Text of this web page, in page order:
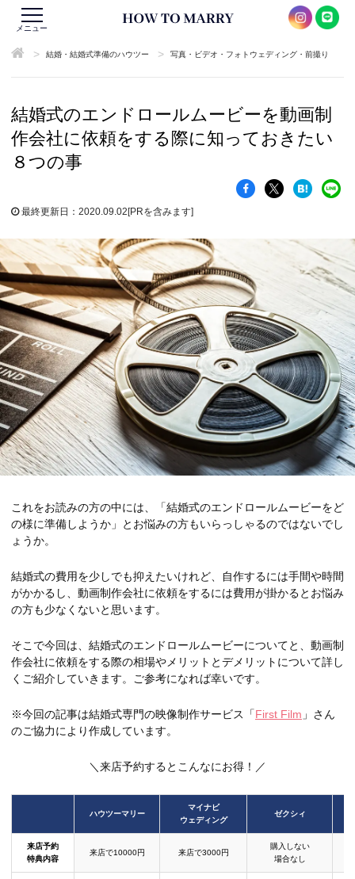
メニュー
> 結婚・結婚式準備のハウツー > 写真・ビデオ・フォトウェディング・前撮り
結婚式のエンドロールムービーを動画制
作会社に依頼をする際に知っておきたい
８つの事
最終更新日：2020.09.02[PRを含みます]
これをお読みの方の中には、「結婚式のエンドロールムービーをど
の様に準備しようか」とお悩みの方もいらっしゃるのではないでし
ょうか。
結婚式の費用を少しでも抑えたいけれど、自作するには手間や時間
がかかるし、動画制作会社に依頼をするには費用が掛かるとお悩み
の方も少なくないと思います。
そこで今回は、結婚式のエンドロールムービーについてと、動画制
作会社に依頼をする際の相場やメリットとデメリットについて詳し
くご紹介していきます。ご参考になれば幸いです。
※今回の記事は結婚式専門の映像制作サービス「First Film 」さん
のご協力により作成しています。
＼来店予約するとこんなにお得！／
ハウツーマリー
マイナビ
ウェディング
ゼクシィ
来店予約
特典内容
来店で10000円 来店で3000円
購入しない
場合なし